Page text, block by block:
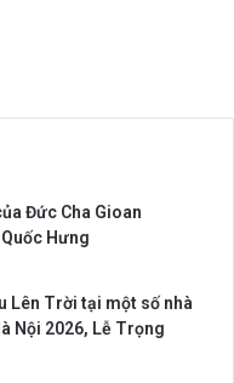
Đức Cha Gioan
Hưng
Lên Trời tại một số nhà
Nội 2026, Lễ Trọng